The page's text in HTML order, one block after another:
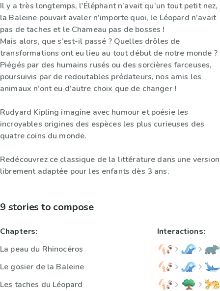
Il y a très longtemps, l'Éléphant n’avait qu’un tout petit nez,
la Baleine pouvait avaler n’importe quoi, le Léopard n’avait
pas de taches et le Chameau pas de bosses !
Mais alors, que s’est-il passé ? Quelles drôles de
transformations ont eu lieu au tout début de notre monde ?
Piégés par des humains rusés ou des sorcières farceuses,
poursuivis par de redoutables prédateurs, nos amis les
animaux n’ont eu d’autre choix que de changer !
Rudyard Kipling imagine avec humour et poésie les
incroyables origines des espèces les plus curieuses des
quatre coins du monde.
Redécouvrez ce classique de la littérature dans une version
librement adaptée pour les enfants dès 3 ans.
9 stories to compose
Chapters:
La peau du Rhinocéros
Le gosier de la Baleine
Les taches du Léopard
Interactions: